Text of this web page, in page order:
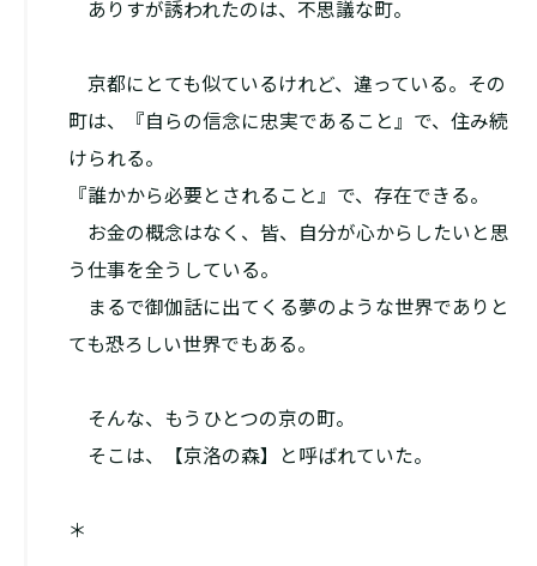
ありすが誘われたのは、不思議な町。
京都にとても似ているけれど、違っている。その
町は、『自らの信念に忠実であること』で、住み続
けられる。
『誰かから必要とされること』で、存在できる。
お金の概念はなく、皆、自分が心からしたいと思
う仕事を全うしている。
まるで御伽話に出てくる夢のような世界であり――と
ても恐ろしい世界でもある。
そんな、もうひとつの京の町。
そこは、【京洛の森】と呼ばれていた。
＊